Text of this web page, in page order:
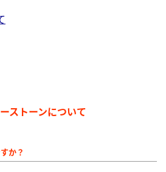
ストーンについて
か？